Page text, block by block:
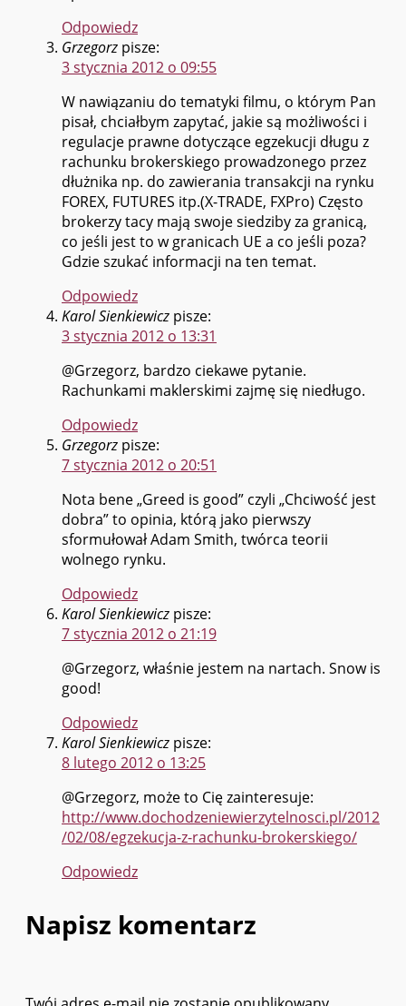
Odpowiedz
Grzegorz pisze:
3 stycznia 2012 o 09:55
W nawiązaniu do tematyki filmu, o którym Pan
pisał, chciałbym zapytać, jakie są możliwości i
regulacje prawne dotyczące egzekucji długu z
rachunku brokerskiego prowadzonego przez
dłużnika np. do zawierania transakcji na rynku
FOREX, FUTURES itp.(X-TRADE, FXPro) Często
brokerzy tacy mają swoje siedziby za granicą,
co jeśli jest to w granicach UE a co jeśli poza?
Gdzie szukać informacji na ten temat.
Odpowiedz
Karol Sienkiewicz pisze:
3 stycznia 2012 o 13:31
@Grzegorz, bardzo ciekawe pytanie.
Rachunkami maklerskimi zajmę się niedługo.
Odpowiedz
Grzegorz pisze:
7 stycznia 2012 o 20:51
Nota bene „Greed is good” czyli „Chciwość jest
dobra” to opinia, którą jako pierwszy
sformułował Adam Smith, twórca teorii
wolnego rynku.
Odpowiedz
Karol Sienkiewicz pisze:
7 stycznia 2012 o 21:19
@Grzegorz, właśnie jestem na nartach. Snow is
good!
Odpowiedz
Karol Sienkiewicz pisze:
8 lutego 2012 o 13:25
@Grzegorz, może to Cię zainteresuje:
http://www.dochodzeniewierzytelnosci.pl/2012
/02/08/egzekucja-z-rachunku-brokerskiego/
Odpowiedz
Napisz komentarz